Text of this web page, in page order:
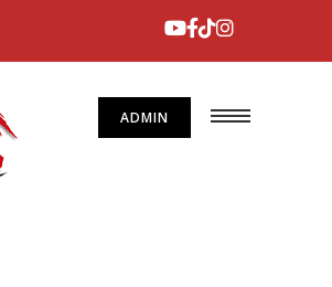
ADMIN